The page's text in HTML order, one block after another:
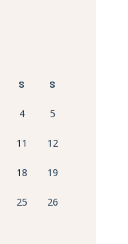
S S
4 5
11 12
18 19
25 26